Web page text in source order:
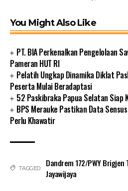
You Might Also Like
PT. BIA Perkenalkan Pengelolaan
Pameran HUT RI
Pelatih Ungkap Dinamika Diklat
Peserta Mulai Beradaptasi
52 Paskibraka Papua Selatan Siap
BPS Merauke Pastikan Data
Perlu Khawatir
TAGGED: Dandrem 172/PWY Brigjen
Jayawijaya